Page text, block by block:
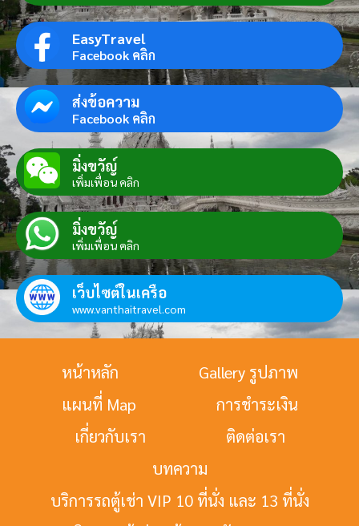
EasyTravel
Facebook คลิก
ส่งข้อความ
Facebook คลิก
มิ่งขวัญ์
เพิ่มเพื่อน คลิก
มิ่งขวัญ์
เพิ่มเพื่อน คลิก
เว็บไซต์ในเครือ
www.vanthaitravel.com
หน้าหลัก
Gallery รูปภาพ
แผนที่ Map
การชำระเงิน
เกี่ยวกับเรา
ติดต่อเรา
บทความ
บริการรถตู้เช่า VIP 10 ที่นั่ง และ 13 ที่นั่ง